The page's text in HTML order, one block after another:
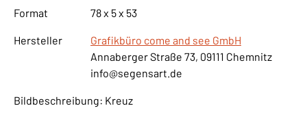
Format 78 x 5 x 53
Hersteller
Grafikbüro come and see GmbH
Annaberger Straße 73, 09111 Chemnitz
info@segensart.de
Bildbeschreibung: Kreuz